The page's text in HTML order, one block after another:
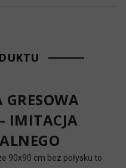
IMITACJA
90x90 cm bez połysku to